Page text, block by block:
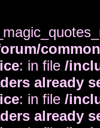
: in file /
already
: in file /
already